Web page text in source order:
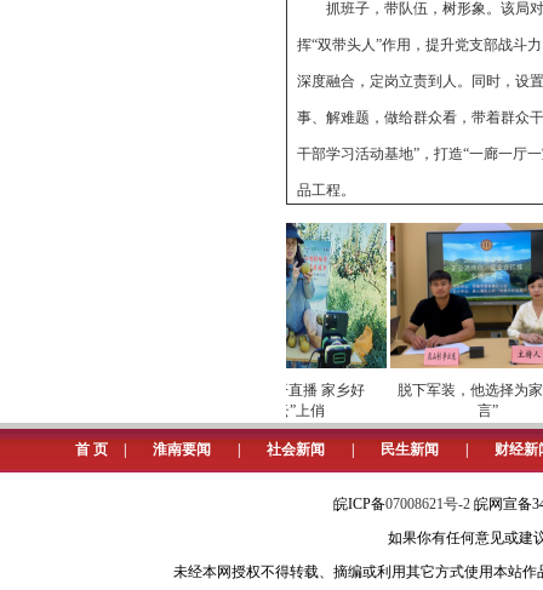
抓班子，带队伍，树形象。该局
挥“双带头人”作用，提升党支部战斗
深度融合，定岗立责到人。同时，设
事、解难题，做给群众看，带着群众
干部学习活动基地”，打造“一廊一厅
品工程。
扛牢主责主业，优企服务助发展
凤台县税务局把精神文明建设作
成事”处理工单》，实行“派单式”服
费人办税更方便、更省心，帮助纳税
增强服务意识，解决企业诉求。
中全部满分通过回访，办结市长热线
文明兴税增活力，践行责任树新风
劳模下田开直播 家乡好
物“云”上俏
脱下军装，他选择为家
言”
首 页 淮南要闻 社会新闻 民生新闻 财经新
皖ICP备07008621号-2 皖网宣备
如果你有任何意见或建
未经本网授权不得转载、摘编或利用其它方式使用本站